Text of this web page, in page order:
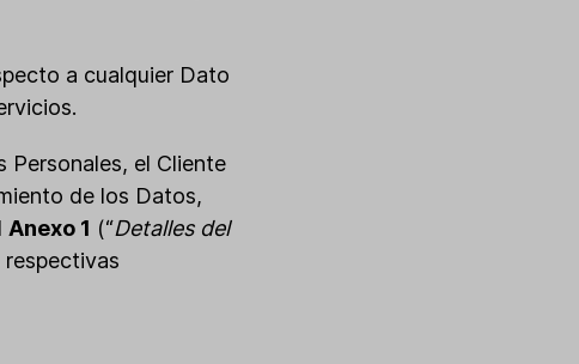
a cualquier Dato
el Cliente
de los Datos,
Anexo 1 (“Detalles del
respectivas